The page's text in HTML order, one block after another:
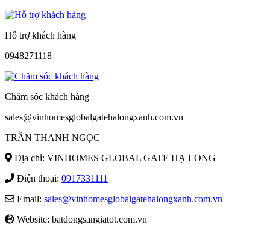
Hỗ trợ khách hàng
0948271118
Chăm sóc khách hàng
sales@vinhomesglobalgatehalongxanh.com.vn
TRẦN THANH NGỌC
Địa chỉ: VINHOMES GLOBAL GATE HẠ LONG
Điện thoại: 0917331111
Email: sales@vinhomesglobalgatehalongxanh.com.vn
Website: batdongsangiatot.com.vn